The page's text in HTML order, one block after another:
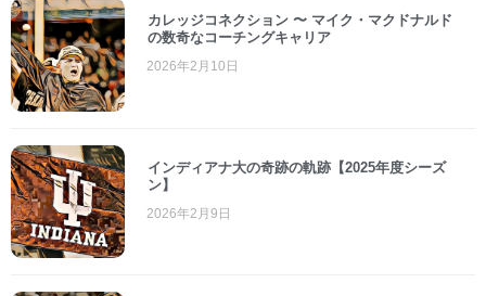
カレッジコネクション 〜 マイク・マクドナルド
の数奇なコーチングキャリア
2026年2月10日
インディアナ大の奇跡の軌跡【2025年度シーズ
ン】
2026年2月9日